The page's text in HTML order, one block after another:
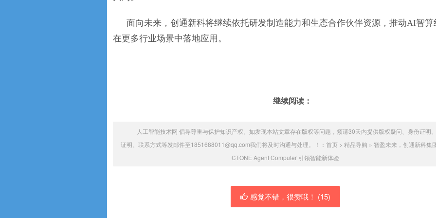
面向未来，创通新科将继续依托研发制造能力和生态合作伙伴资源，推动AI智算
在更多行业场景中落地应用。
继续阅读：
人工智能技术网 倡导尊重与保护知识产权。如发现本站文章存在版权等问题，烦请30天内提供版权疑问、身份证明
证明、联系方式等发邮件至1851688011@qq.com我们将及时沟通与处理。！： 首页 > 精品导购 » 智盈未来，创通新科集
CTONE Agent Computer 引领智能新体验
感觉不错，很赞哦！ (15)